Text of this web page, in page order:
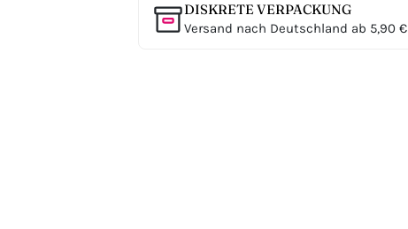
DISKRETE VERPACKUNG
Versand nach Deutschland ab 5,90 €